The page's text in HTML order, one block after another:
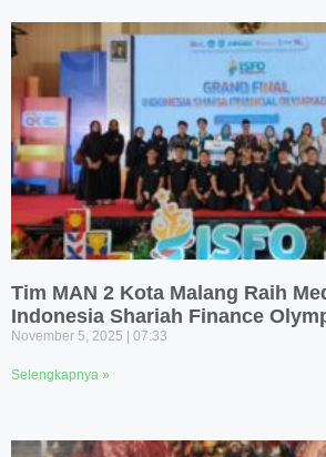
Tim MAN 2 Kota Malang Raih
Indonesia Shariah Finance
November 5, 2025 07:33
Selengkapnya »